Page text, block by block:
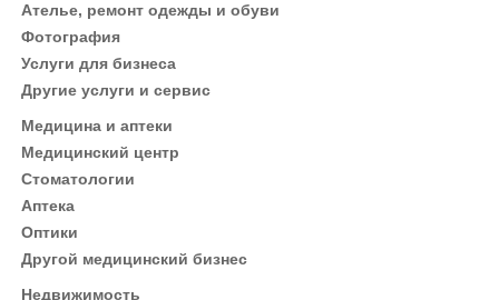
Ателье, ремонт одежды и обуви
Фотография
Услуги для бизнеса
Другие услуги и сервис
Медицина и аптеки
Медицинский центр
Стоматологии
Аптека
Оптики
Другой медицинский бизнес
Недвижимость